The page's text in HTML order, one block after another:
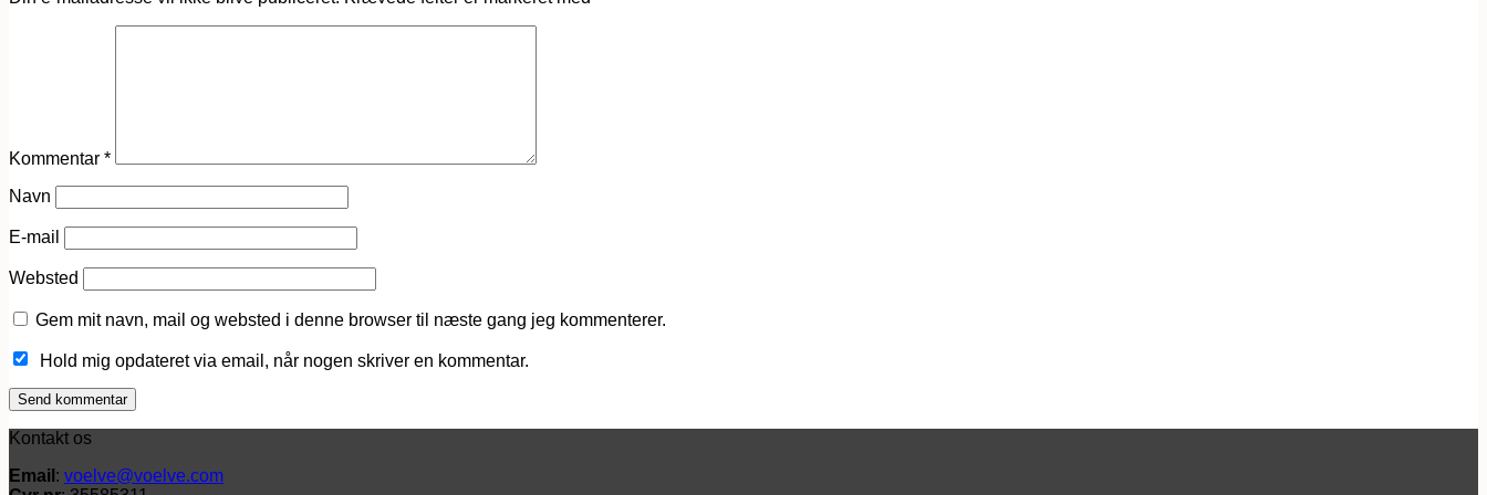
Kommentar *
Navn
E-mail
Websted
Gem mit navn, mail og websted i denne browser til næste gang jeg kommenterer.
Hold mig opdateret via email, når nogen skriver en kommentar.
Kontakt os
Email : voelve@voelve.com